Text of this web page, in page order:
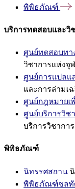
พิพิธภัณฑ์
บริการทดสอบและวิ
ศูนย์ทดสอบทา
วิชาการแห่งจุ
ศูนย์การแปลแ
และการล่ามเ
ศูนย์กฎหมายเ
ศูนย์บริการวิช
บริการวิชากา
พิพิธภัณฑ์
นิทรรศสถาน
พิพิธภัณฑ์ชลทั